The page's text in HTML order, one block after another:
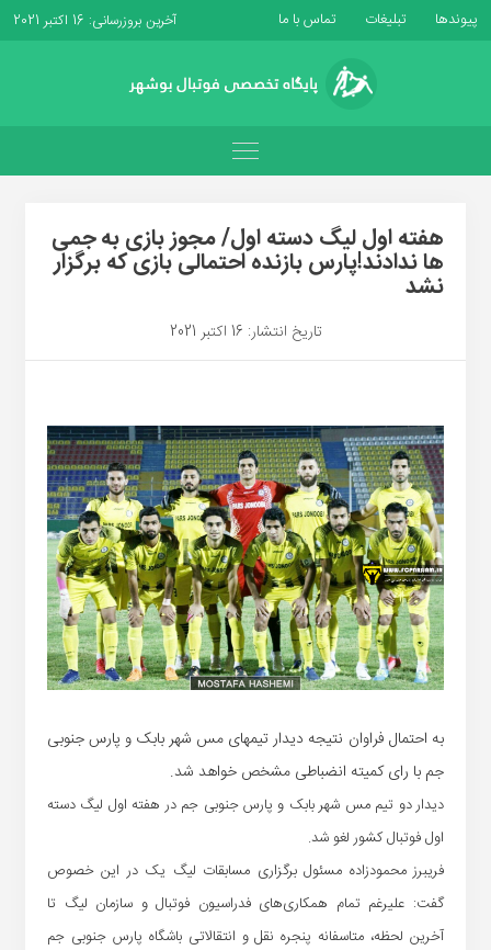
پیوندها تبلیغات تماس با ما آخرین بروزرسانی: 16 اکتبر 2021
هفته اول لیگ دسته اول/ مجوز بازی به جمی
ها ندادند!پارس بازنده احتمالی بازی که برگزار
نشد
تاریخ انتشار: 16 اکتبر 2021
به احتمال فراوان نتیجه دیدار تیمهای مس شهر بابک و پارس جنوبی
جم با رای کمیته انضباطی مشخص خواهد شد.
دیدار دو تیم مس شهر بابک و پارس جنوبی جم در هفته اول لیگ دسته
اول فوتبال کشور لغو شد.
فریبرز محمودزاده مسئول برگزاری مسابقات لیگ یک در این خصوص
گفت: علیرغم تمام همکاری‌های فدراسیون فوتبال و سازمان لیگ تا
آخرین لحظه، متاسفانه پنجره نقل و انتقالاتی باشگاه پارس جنوبی جم